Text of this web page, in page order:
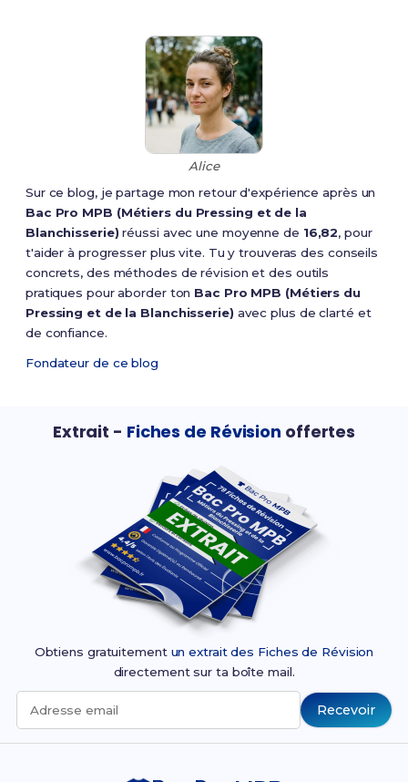
Alice
Sur ce blog, je partage mon retour d'expérience après un
Bac Pro MPB (Métiers du Pressing et de la
Blanchisserie) réussi avec une moyenne de 16,82, pour
t'aider à progresser plus vite. Tu y trouveras des conseils
concrets, des méthodes de révision et des outils
pratiques pour aborder ton Bac Pro MPB (Métiers du
Pressing et de la Blanchisserie) avec plus de clarté et
de confiance.
Fondateur de ce blog
Extrait - Fiches de Révision offertes
Obtiens gratuitement un extrait des Fiches de Révision
directement sur ta boîte mail.
Adresse email Recevoir